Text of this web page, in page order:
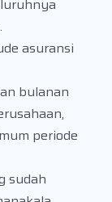
asuransi
bulanan
periode
sudah